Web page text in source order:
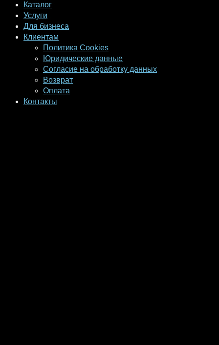
Каталог
Услуги
Для бизнеса
Клиентам
Политика Cookies
Юридические данные
Согласие на обработку данных
Возврат
Оплата
Контакты